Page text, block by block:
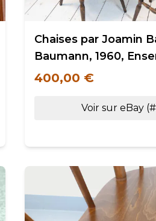
Chaises par Joamin
Baumann, 1960,
400,00 €
Voir sur eBay